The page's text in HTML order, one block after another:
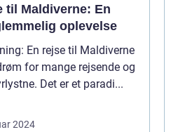
til Maldiverne: En
oplevelse
En rejse til Maldiverne
for mange rejsende og
Det er et paradi...
2024